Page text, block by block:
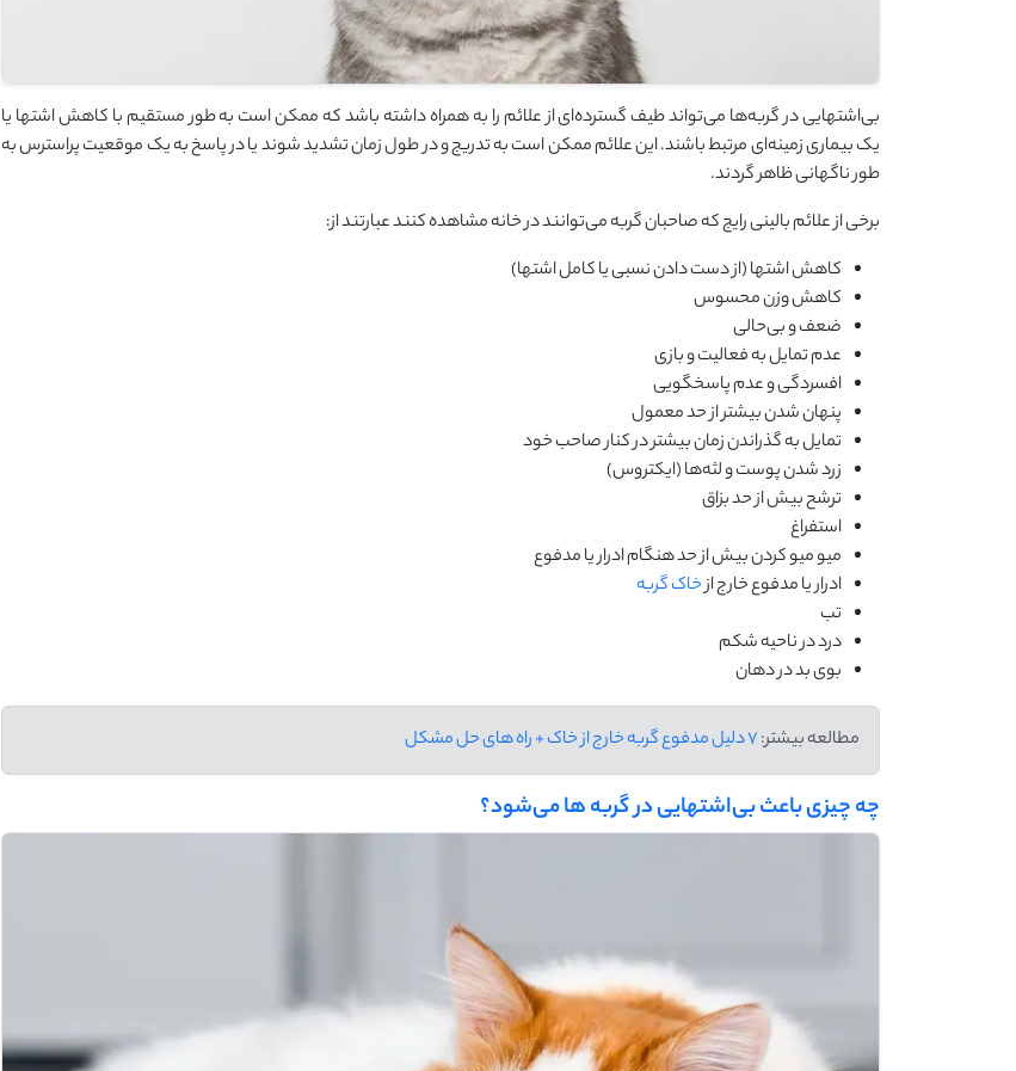
بی‌اشتهایی در گربه‌ها می‌تواند طیف گسترده‌ای از علائم را به همراه داشته باشد که ممکن است به طور مستقیم با کاهش اشتها یا
یک بیماری زمینه‌ای مرتبط باشند. این علائم ممکن است به تدریج و در طول زمان تشدید شوند یا در پاسخ به یک موقعیت پراسترس به
طور ناگهانی ظاهر گردند.
برخی از علائم بالینی رایج که صاحبان گربه می‌توانند در خانه مشاهده کنند عبارتند از:
کاهش اشتها (از دست دادن نسبی یا کامل اشتها)
کاهش وزن محسوس
ضعف و بی‌حالی
عدم تمایل به فعالیت و بازی
افسردگی و عدم پاسخگویی
پنهان شدن بیشتر از حد معمول
تمایل به گذراندن زمان بیشتر در کنار صاحب خود
زرد شدن پوست و لثه‌ها (ایکتروس)
ترشح بیش از حد بزاق
استفراغ
میو میو کردن بیش از حد هنگام ادرار یا مدفوع
ادرار یا مدفوع خارج ازخاک گربه
تب
درد در ناحیه شکم
بوی بد در دهان
مطالعه بیشتر:7 دلیل مدفوع گربه خارج از خاک + راه های حل مشکل
چه چیزی باعث بی‌اشتهایی در گربه‌ ها می‌شود؟